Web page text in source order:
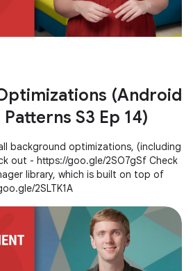
(Android
S3 Ep 14)
background optimizations, (including
out - https://goo.gle/2SO7gSf Check
library, which is built on top of
2SLTK1A